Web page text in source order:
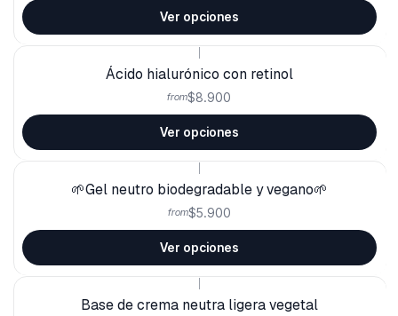
Ver opciones
Ácido hialurónico con retinol
from$8.900
Ver opciones
🌱Gel neutro biodegradable y vegano🌱
from$5.900
Ver opciones
Base de crema neutra ligera vegetal